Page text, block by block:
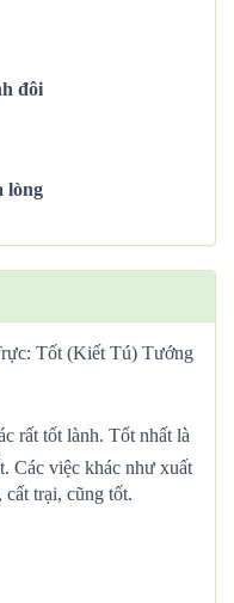
đôi
lòng
Tốt (Kiết Tú) Tướng
rất tốt lành. Tốt nhất là
Các việc khác như xuất
cất trại, cũng tốt.